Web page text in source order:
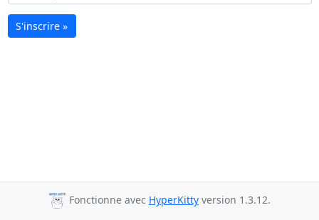
S'inscrire »
Fonctionne avec HyperKitty version 1.3.12.